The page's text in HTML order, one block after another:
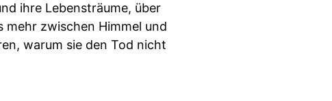
ihre Lebensträume, über
mehr zwischen Himmel und
warum sie den Tod nicht